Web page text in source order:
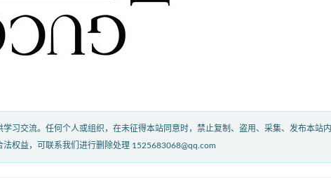
习交流。任何个人或组织，在未征得本站同意时，禁止复制、盗用、采集、发布本站内
权益，可联系我们进行删除处理 1525683068@qq.com